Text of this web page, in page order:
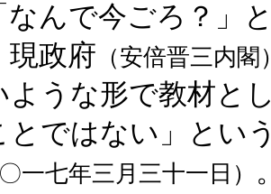
んで今ごろ？」
現政府 （安倍晋三内閣
ような形で教材と
とではない」とい
〇一七年三月三十一日）